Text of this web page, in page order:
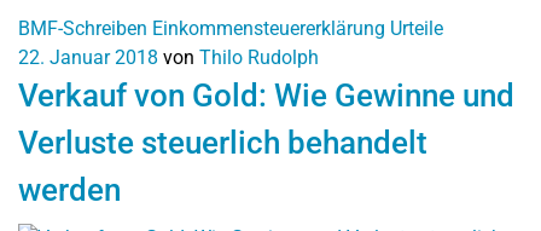
BMF-Schreiben Einkommensteuererklärung Urteile
22. Januar 2018 von Thilo Rudolph
Verkauf von Gold: Wie Gewinne und
Verluste steuerlich behandelt
werden